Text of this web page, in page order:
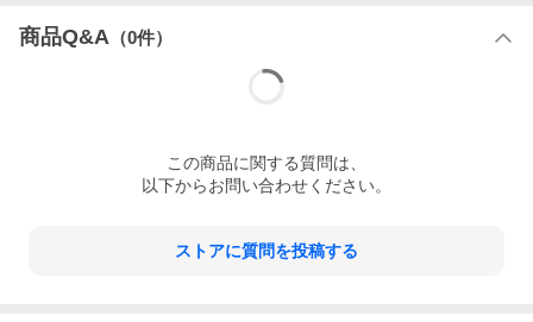
商品Q&A （0件）
この商品に関する質問は、
以下からお問い合わせください。
ストアに質問を投稿する